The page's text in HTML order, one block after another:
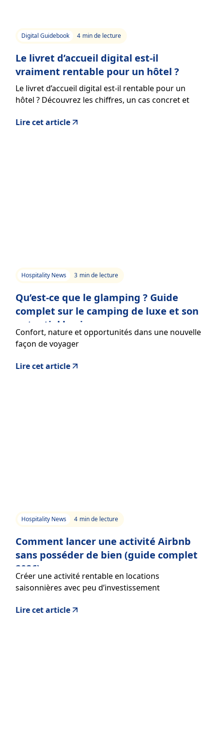
Digital Guidebook 4 min de lecture
Le livret d’accueil digital est-il
vraiment rentable pour un hôtel ?
Le livret d’accueil digital est-il rentable pour un
hôtel ? Découvrez les chiffres, un cas concret et
facilement.
Lire cet article
Hospitality News 3 min de lecture
Qu’est-ce que le glamping ? Guide
complet sur le camping de luxe et son
potentiel business
Confort, nature et opportunités dans une nouvelle
façon de voyager
Lire cet article
Hospitality News 4 min de lecture
Comment lancer une activité Airbnb
sans posséder de bien (guide complet
2026)
Créer une activité rentable en locations
saisonnières avec peu d’investissement
Lire cet article